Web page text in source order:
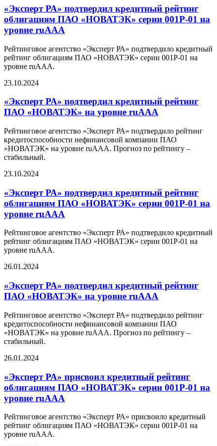
«Эксперт РА» подтвердил кредитный рейтинг
облигациям ПАО «НОВАТЭК» серии 001Р-01 на
уровне ruAАА
Рейтинговое агентство «Эксперт РА» подтвердило кредитный
рейтинг облигациям ПАО «НОВАТЭК» серии 001Р-01 на
уровне ruAАА.
23.10.2024
«Эксперт РА» подтвердил кредитный рейтинг
ПАО «НОВАТЭК» на уровне ruAAA
Рейтинговое агентство «Эксперт РА» подтвердило рейтинг
кредитоспособности нефинансовой компании ПАО
«НОВАТЭК» на уровне ruAAА. Прогноз по рейтингу –
стабильный.
23.10.2024
«Эксперт РА» подтвердил кредитный рейтинг
облигациям ПАО «НОВАТЭК» серии 001Р-01 на
уровне ruAАА
Рейтинговое агентство «Эксперт РА» подтвердило кредитный
рейтинг облигациям ПАО «НОВАТЭК» серии 001Р-01 на
уровне ruAАА.
26.01.2024
«Эксперт РА» подтвердил кредитный рейтинг
ПАО «НОВАТЭК» на уровне ruAAA
Рейтинговое агентство «Эксперт РА» подтвердило рейтинг
кредитоспособности нефинансовой компании ПАО
«НОВАТЭК» на уровне ruAAА. Прогноз по рейтингу –
стабильный.
26.01.2024
«Эксперт РА» присвоил кредитный рейтинг
облигациям ПАО «НОВАТЭК» серии 001Р-01 на
уровне ruAАА
Рейтинговое агентство «Эксперт РА» присвоило кредитный
рейтинг облигациям ПАО «НОВАТЭК» серии 001Р-01 на
уровне ruAАА.